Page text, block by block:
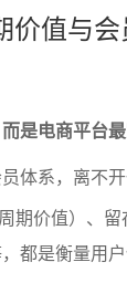
价值与
是电商平台
体系，离不
期价值）、留
都是衡量用